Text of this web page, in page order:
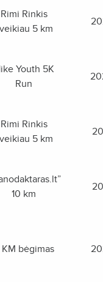
Rimi Rinkis
5 km
Youth 5K
Run
Rimi Rinkis
5 km
10 km
KM bėgimas